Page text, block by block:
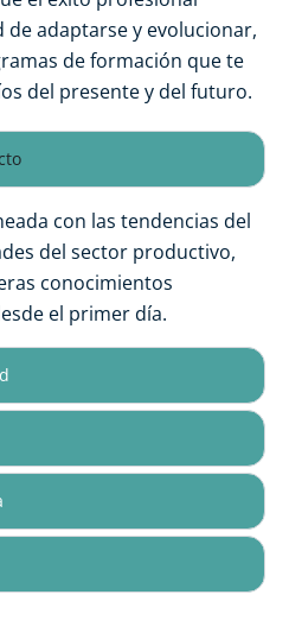
de adaptarse y evolucionar,
de formación que te
del presente y del futuro.
con las tendencias del
del sector productivo,
conocimientos
el primer día.